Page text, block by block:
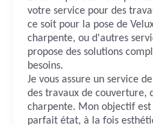
votre service pour des
ce soit pour la pose de
charpente, ou d'autres
propose des solutions
besoins.
Je vous assure un service
des travaux de couverture,
charpente. Mon objectif
parfait état, à la fois